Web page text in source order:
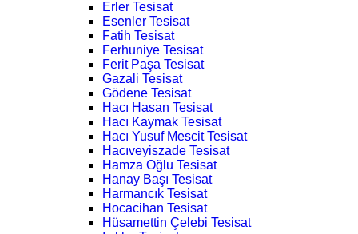
Erler Tesisat
Esenler Tesisat
Fatih Tesisat
Ferhuniye Tesisat
Ferit Paşa Tesisat
Gazali Tesisat
Gödene Tesisat
Hacı Hasan Tesisat
Hacı Kaymak Tesisat
Hacı Yusuf Mescit Tesisat
Hacıveyiszade Tesisat
Hamza Oğlu Tesisat
Hanay Başı Tesisat
Harmancık Tesisat
Hocacihan Tesisat
Hüsamettin Çelebi Tesisat